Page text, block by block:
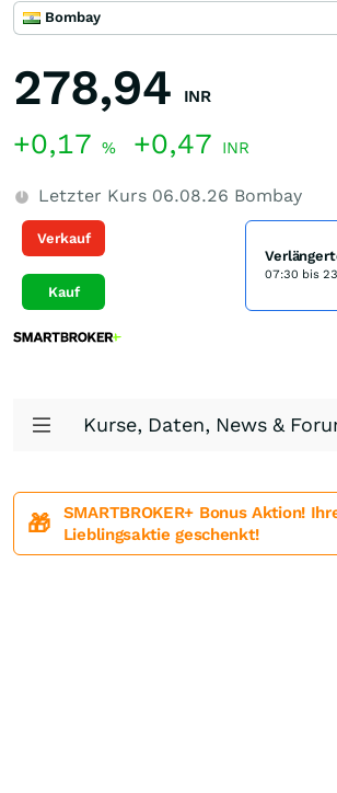
Bombay
278,94 INR
+0,17 % +0,47 INR
Letzter Kurs 06.08.26 Bombay
Verkauf
Kauf
07:30 bis
Kurse, Daten, News &
🎁
SMARTBROKER+ Bonus Aktion!
Lieblingsaktie geschenkt!